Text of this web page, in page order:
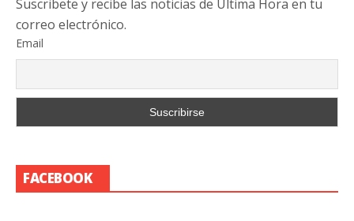
Suscribete y recibe las noticias de Última Hora en tu
correo electrónico.
Email
FACEBOOK